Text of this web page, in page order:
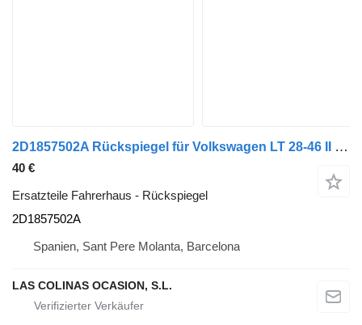
2D1857502A Rückspiegel für Volkswagen LT 28-46 II Caja/Chasis (2DX0FE) LKW
40 €
Ersatzteile Fahrerhaus - Rückspiegel
2D1857502A
Spanien, Sant Pere Molanta, Barcelona
LAS COLINAS OCASION, S.L.